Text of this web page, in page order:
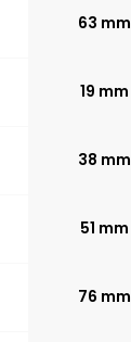
63 mm
19 mm
38 mm
51 mm
76 mm